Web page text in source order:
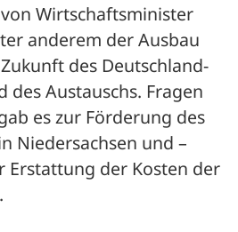
Wirtschaftsminister
anderem der Ausbau
des Deutschland-
des Austauschs. Fragen
es zur Förderung des
Niedersachsen und –
Erstattung der Kosten der